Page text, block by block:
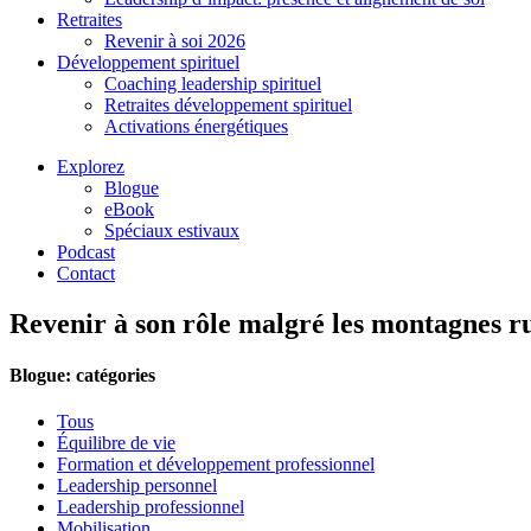
Retraites
Revenir à soi 2026
Développement spirituel
Coaching leadership spirituel
Retraites développement spirituel
Activations énergétiques
Explorez
Blogue
eBook
Spéciaux estivaux
Podcast
Contact
Revenir à son rôle malgré les montagnes
Blogue: catégories
Tous
Équilibre de vie
Formation et développement professionnel
Leadership personnel
Leadership professionnel